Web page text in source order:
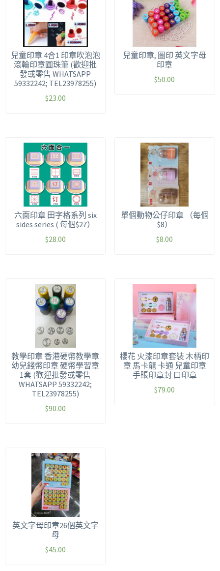
兒童印章 4合1 印章吹泡泡
滾輪印章圓珠筆 (歡迎批
發或零售 WHATSAPP
59332242; TEL23978255)
$23.00
兒童印章, 圖印 英文字母
印章
$50.00
六面印章 田字格系列 six
sides series ( 每個$27）
$28.00
單個動物公仔印章 （每個
$8）
$8.00
教學印章 香港硬幣教學章
幼兒錢幣印章 硬幣學習章
1套 (歡迎批發或零售
WHATSAPP 59332242;
TEL23978255)
$90.00
櫻花 火漆印章套裝 木柄印
章 馬卡龍 卡通 兒童印章
手賬印章封 口印章
$79.00
英文字母印章26個英文字
母
$45.00